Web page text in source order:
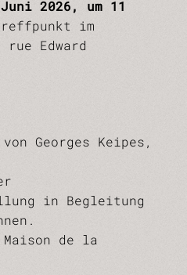
2026, um 11
im
Edward
Georges Keipes,
in Begleitung
de la